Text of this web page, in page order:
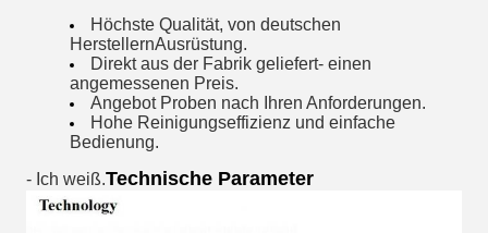
Höchste Qualität, von deutschen
HerstellernAusrüstung.
Direkt aus der Fabrik geliefert- einen
angemessenen Preis.
Angebot Proben nach Ihren Anforderungen.
Hohe Reinigungseffizienz und einfache
Bedienung.
- Ich weiß.Technische Parameter